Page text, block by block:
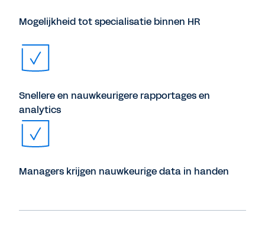
Mogelijkheid tot specialisatie binnen HR
Snellere en nauwkeurigere rapportages en
analytics
Managers krijgen nauwkeurige data in handen